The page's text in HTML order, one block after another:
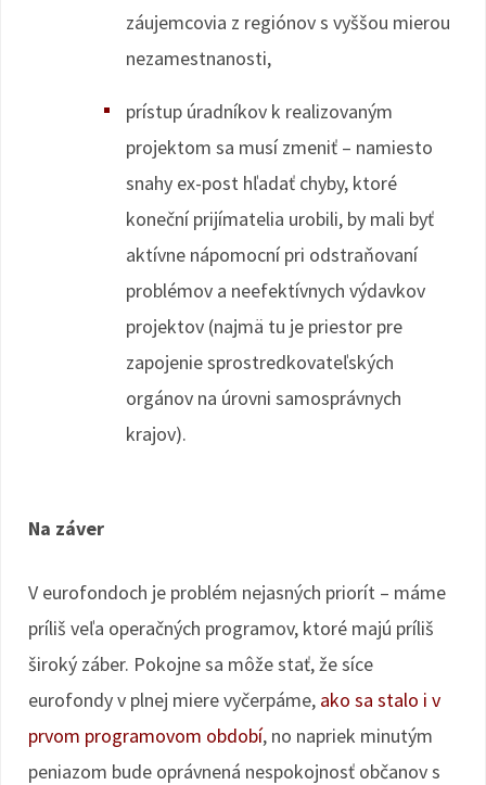
záujemcovia z regiónov s vyššou mierou
nezamestnanosti,
prístup úradníkov k realizovaným
projektom sa musí zmeniť – namiesto
snahy ex-post hľadať chyby, ktoré
koneční prijímatelia urobili, by mali byť
aktívne nápomocní pri odstraňovaní
problémov a neefektívnych výdavkov
projektov (najmä tu je priestor pre
zapojenie sprostredkovateľských
orgánov na úrovni samosprávnych
krajov).
Na záver
V eurofondoch je problém nejasných priorít – máme
príliš veľa operačných programov, ktoré majú príliš
široký záber. Pokojne sa môže stať, že síce
eurofondy v plnej miere vyčerpáme, ako sa stalo i v
prvom programovom období, no napriek minutým
peniazom bude oprávnená nespokojnosť občanov s